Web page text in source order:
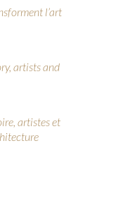
l’art
artists and
artistes et